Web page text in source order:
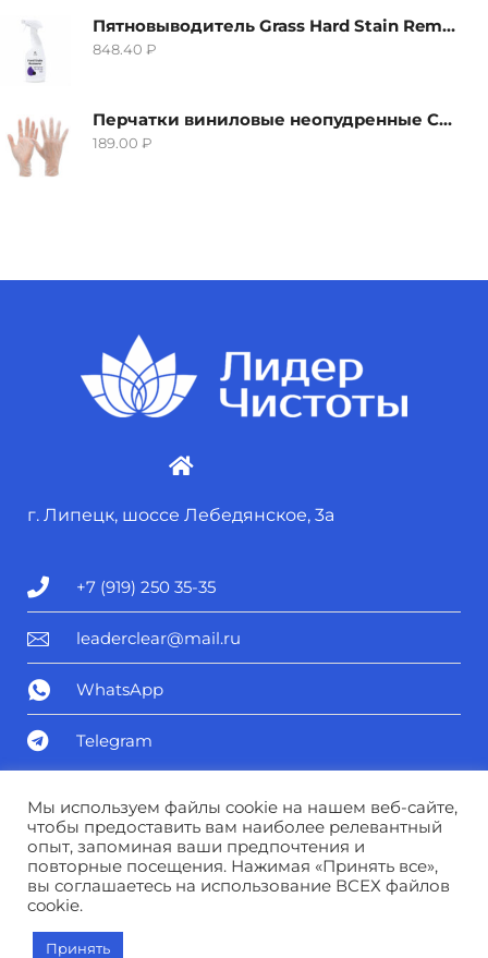
Пятновыводитель Grass Hard Stain Remover, 600мл
848.40 ₽
Перчатки виниловые неопудренные CTP-BS, размер S
189.00 ₽
г. Липецк, шоссе Лебедянское, 3а
+7 (919) 250 35-35
leaderclear@mail.ru
WhatsApp
Telegram
Политика конфиденциальности
Соглашение о персональных данных
Мы используем файлы cookie на нашем веб-сайте,
чтобы предоставить вам наиболее релевантный
опыт, запоминая ваши предпочтения и
повторные посещения. Нажимая «Принять все»,
вы соглашаетесь на использование ВСЕХ файлов
cookie.
Принять